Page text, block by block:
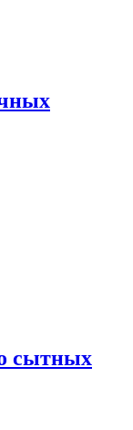
сытных